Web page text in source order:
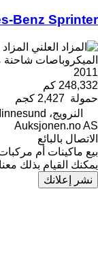
Benz Sprinter
الميكروباصات شاحنة
2011
248,332 كم
حمولة 2,427 كجم
النرويج، Minnesund
Auksjonen.no AS
الاتصال بالبائع
بيع ماكينات أم
يمكنك القيام بذلك
نشر إعلانك